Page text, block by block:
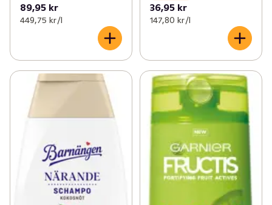
89,95 kr
449,75 kr /l
36,95 kr
147,80 kr /l